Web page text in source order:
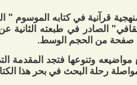
قرآنية في كتابه الموسوم "
الصادر في طبعته
وتنوعها فتجد المقدمة
رحلة البحث في بحر هذا